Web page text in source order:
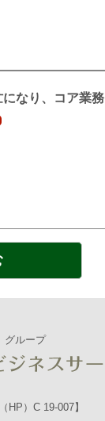
なり、コア業務
グループ
HP）C 19-007】